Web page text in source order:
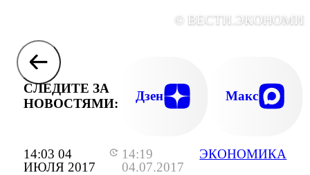
14:03 04
ИЮЛЯ 2017
14:19
04.07.2017
ЭКОНОМИКА
©
СЛЕДИТЕ ЗА
НОВОСТЯМИ:
Дзен Макс